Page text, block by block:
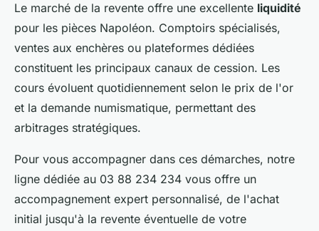
Le marché de la revente offre une excellente liquidité
pour les pièces Napoléon. Comptoirs spécialisés,
ventes aux enchères ou plateformes dédiées
constituent les principaux canaux de cession. Les
cours évoluent quotidiennement selon le prix de l'or
et la demande numismatique, permettant des
arbitrages stratégiques.
Pour vous accompagner dans ces démarches, notre
ligne dédiée au 03 88 234 234 vous offre un
accompagnement expert personnalisé, de l'achat
initial jusqu'à la revente éventuelle de votre